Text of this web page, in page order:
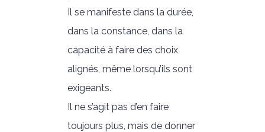
Il se manifeste dans la durée,
dans la constance, dans la
capacité à faire des choix
alignés, même lorsqu’ils sont
exigeants.
Il ne s’agit pas d’en faire
toujours plus, mais de donner